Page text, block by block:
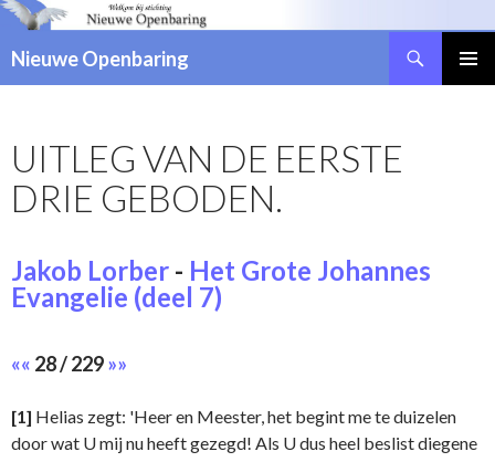
Nieuwe Openbaring
SPRINGEN
UITLEG VAN DE EERSTE
DRIE GEBODEN.
Jakob Lorber - Het Grote Johannes
Evangelie (deel 7)
«« 28 / 229»»
[1] Helias zegt: 'Heer en Meester, het begint me te duizelen
door wat U mij nu heeft gezegd! Als U dus heel beslist diegene